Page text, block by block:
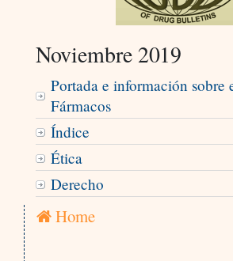
Noviembre 2019
Portada e información sobre
Fármacos
Índice
Ética
Derecho
Home